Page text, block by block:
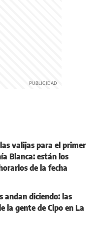
valijas para el primer
Blanca: están los
de la fecha
andan diciendo: las
la gente de Cipo en La